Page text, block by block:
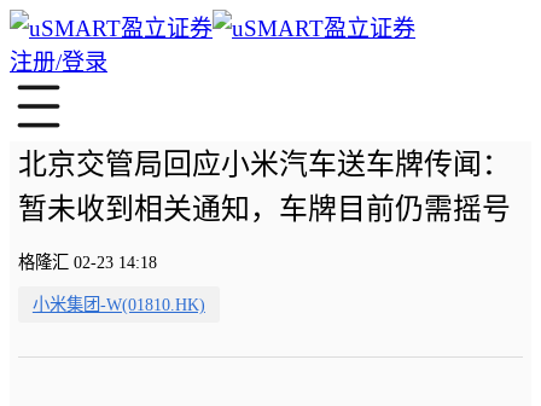
注册/登录
北京交管局回应小米汽车送车牌传闻：
暂未收到相关通知，车牌目前仍需摇号
格隆汇 02-23 14:18
小米集团-W(01810.HK)